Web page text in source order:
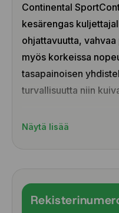
Continental
kesärengas
ohjattavuutta,
myös korkeissa
tasapainoisen
turvallisuutta niin
Lyhyet
Saatavilla myös
Näytä lisää